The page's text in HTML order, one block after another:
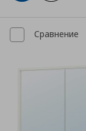
Сравнение